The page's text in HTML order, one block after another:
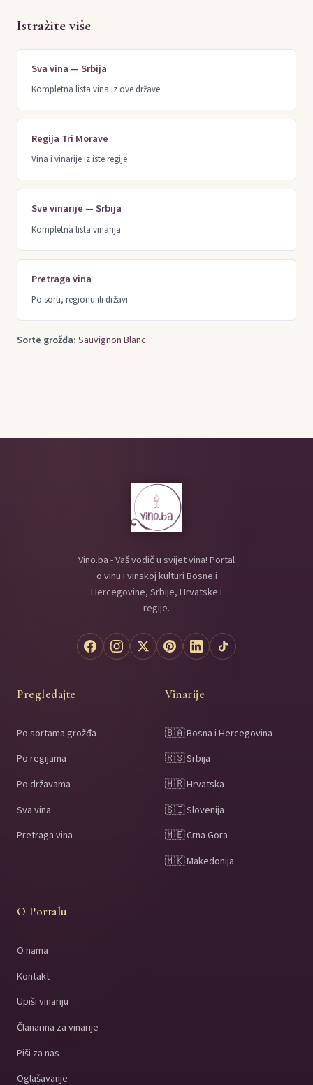
Istražite više
Sva vina — Srbija
Kompletna lista vina iz ove države
Regija Tri Morave
Vina i vinarije iz iste regije
Sve vinarije — Srbija
Kompletna lista vinarija
Pretraga vina
Po sorti, regionu ili državi
Sorte grožđa:Sauvignon Blanc
Vino.ba - Vaš vodič u svijet vina! Portal
o vinu i vinskoj kulturi Bosne i
Hercegovine, Srbije, Hrvatske i
regije.
Pregledajte
Po sortama grožđa
Po regijama
Po državama
Sva vina
Pretraga vina
Vinarije
🇧🇦 Bosna i Hercegovina
🇷🇸 Srbija
🇭🇷 Hrvatska
🇸🇮 Slovenija
🇲🇪 Crna Gora
🇲🇰 Makedonija
O Portalu
O nama
Kontakt
Upiši vinariju
Članarina za vinarije
Piši za nas
Oglašavanje